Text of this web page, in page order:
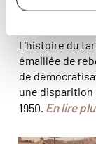
La
L'histoire du
émaillée de
de
une disparition
1950. En lire